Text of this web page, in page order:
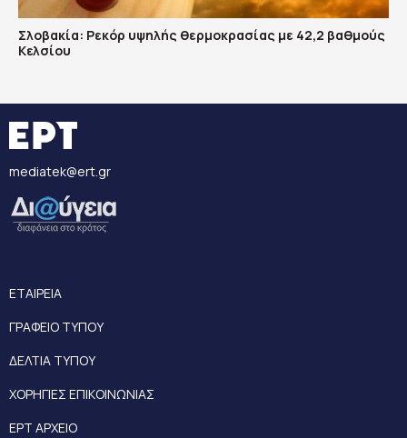
Σλοβακία: Ρεκόρ υψηλής θερμοκρασίας με 42,2 βαθμούς
Κελσίου
mediatek@ert.gr
ΕΤΑΙΡΕΙΑ
ΓΡΑΦΕΙΟ ΤΥΠΟΥ
ΔΕΛΤΙΑ ΤΥΠΟΥ
ΧΟΡΗΓΙΕΣ ΕΠΙΚΟΙΝΩΝΙΑΣ
ΕΡΤ ΑΡΧΕΙΟ